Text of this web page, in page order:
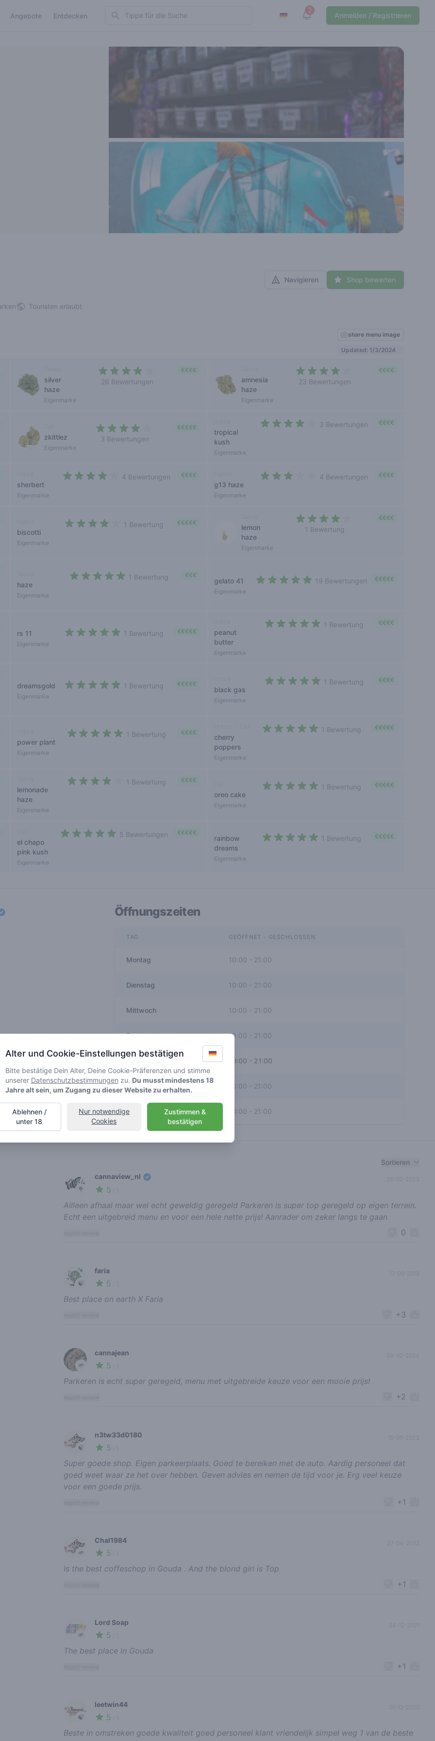
Angebote Entdecken Search 2
View notifications
Anmelden / Registrieren
Touristen erlaubt
Navigieren Shop bewerten
share menu image
Updated: 1/3/2024
silver
haze
Eigenmarke
26 Bewertungen
€€€€
amnesia
haze
Eigenmarke
23 Bewertungen
€€€€
zkittlez
Eigenmarke
3 Bewertungen
€€€€€
tropical
kush
Eigenmarke
3 Bewertungen €€€€
sherbert
Eigenmarke
4 Bewertungen €€€€
g13 haze
Eigenmarke
4 Bewertungen €€€€
biscotti
Eigenmarke
1 Bewertung €€€€€
lemon
haze
Eigenmarke
1 Bewertung
€€€€
haze
Eigenmarke
1 Bewertung €€€
gelato 41
Eigenmarke
19 Bewertungen €€€€€
rs 11
Eigenmarke
1 Bewertung €€€€€
peanut
butter
Eigenmarke
1 Bewertung €€€€
dreamsgold
Eigenmarke
1 Bewertung €€€€€
black gas
Eigenmarke
1 Bewertung €€€€
power plant
Eigenmarke
1 Bewertung €€€€
cherry
poppers
Eigenmarke
1 Bewertung €€€€€
lemonade
haze
Eigenmarke
1 Bewertung €€€€
oreo cake
Eigenmarke
1 Bewertung €€€€€
el chapo
pink kush
Eigenmarke
5 Bewertungen €€€€€
rainbow
dreams
Eigenmarke
1 Bewertung €€€€€
Öffnungszeiten
TAG GEÖFFNET - GESCHLOSSEN
Montag 10:00 - 21:00
Dienstag 10:00 21:00
Mittwoch 10:00 - 21:00
Donnerstag 10:00 21:00
10:00 - 21:00
Samstag 10:00 21:00
Sonntag 10:00 - 21:00
Sortieren
🥦
cannaview_nl
5
26-03-2023
Allleen afhaal maar wel echt geweldig geregeld Parkeren is super top geregeld op eigen terrein.
Echt een uitgebreid menu en voor een hele nette prijs! Aanrader om zeker langs te gaan
0
🍃
faria
5
Best place on earth X Faria
+3
🌱
cannajean
5
Parkeren is echt super geregeld, menu met uitgebreide keuze voor een mooie prijs!
+2
🍃
n3tw33d0180
5
15-06-2023
Super goede shop. Eigen parkeerplaats. Goed te bereiken met de auto. Aardig personeel dat
goed weet waar ze het over hebben. Geven advies en nemen de tijd voor je. Erg veel keuze
voor een goede prijs.
+1
🌱
Chal1984
5
Is the best coffeschop in Gouda . And the blond girl is Top
+1
🌱
Lord Soap
5
The best place in Gouda
+1
🍃
leetwin44
5
Beste in omstreken goede kwaliteit goed personeel klant vriendelijk simpel weg 1 van de beste
Alter und Cookie-Einstellungen bestätigen
Bitte bestätige Dein Alter, Deine Cookie-Präferenzen und stimme
unserer Datenschutzbestimmungen zu. Du musst mindestens 18
Jahre alt sein, um Zugang zu dieser Website zu erhalten.
Zustimmen &
bestätigen
Nur notwendige
Cookies
Ablehnen /
unter 18